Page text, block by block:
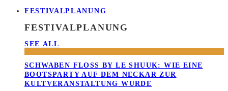
FESTIVALPLANUNG
FESTIVALPLANUNG
SEE ALL
SCHWABEN FLOSS BY LE SHUUK: WIE EINE B
OOTSPARTY AUF DEM NECKAR ZUR K
ULTVERANSTALTUNG WURDE